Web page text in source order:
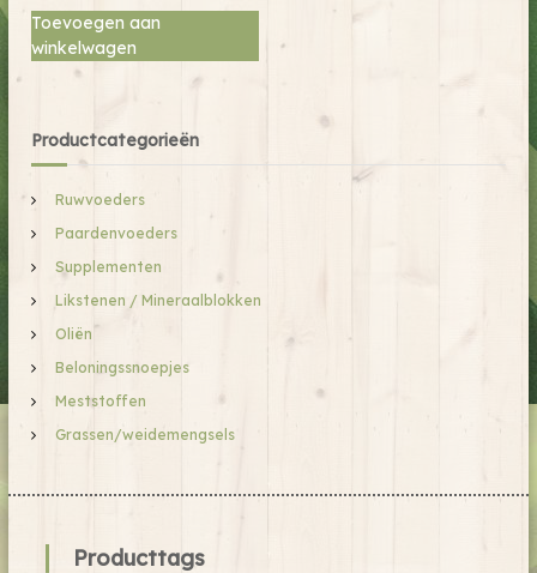
Toevoegen aan
winkelwagen
Productcategorieën
Ruwvoeders
Paardenvoeders
Supplementen
Likstenen / Mineraalblokken
Oliën
Beloningssnoepjes
Meststoffen
Grassen/weidemengsels
Producttags